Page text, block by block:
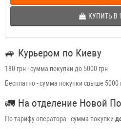
КУПИТЬ В
🚙 Курьером по Киеву
180 грн - сумма покупки до 5000 грн
Бесплатно - сумма покупки свыше 5000
🚛 На отделение Новой
По тарифу оператора - сумма покупки